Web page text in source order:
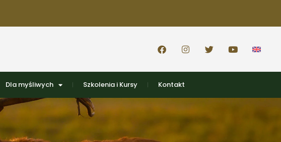
Dla myśliwych Szkolenia i Kursy Kontakt